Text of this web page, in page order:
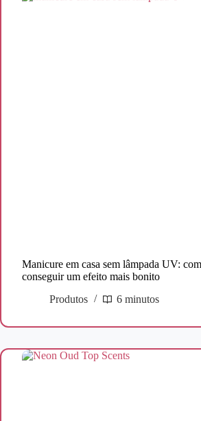
Manicure em casa sem lâmpada UV:
conseguir um efeito mais bonito
Produtos
6 minutos